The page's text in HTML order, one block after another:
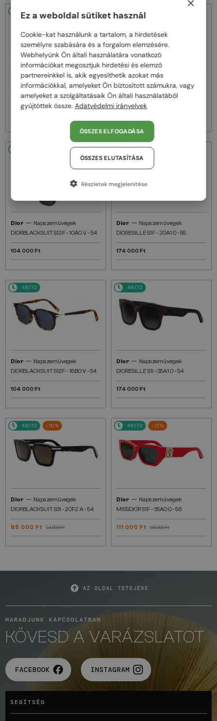
48/72
Dior—Napszemüvegek
CDIOR S1F - 35A0 D - 56
48/72
Dior—Napszemüvegek
DIORB23 S4I - 64A0 V - 56
Dior — Napszemüvegek
DIORBLACKSUIT S12F - 10A0 V - 54
104 000 Ft
48/72
Dior — Napszemüvegek
DIORESILLE S1F - 20A1 O - 55
174 000 Ft
48/72
Dior — Napszemüvegek
DIORBLACKSUIT S12F - 18B0 V - 54
104 000 Ft
48/72
Dior — Napszemüvegek
DIORESILLE S1I - 35A1 O - 54
174 000 Ft
48/72 -10%
Dior — Napszemüvegek
DIORBLACKSUIT S3I - 20F2 A - 54
85 000 Ft 94 000 Ft
48/72 -12%
Dior — Napszemüvegek
MISSDIOR S1F - 35A0 O - 56
111 000 Ft 126 000 Ft
AZ OLDAL TETEJÉRE
MARADJUNK KAPCSOLATBAN
KÖVESD A VARÁZSLATOT
FACEBOOK INSTAGRAM
SEGÍTSÉG
Ez a weboldal sütiket használ
Cookie-kat használunk a tartalom, a hirdetések
személyre szabására és a forgalom elemzésére.
Webhelyünk Ön általi használatára vonatkozó
információkat megosztjuk hirdetési és elemző
partnereinkkel is, akik egyesíthetik azokat más
információkkal, amelyeket Ön biztosított számukra, vagy
amelyeket a szolgáltatásaik Ön általi használatából
gyűjtöttek össze.Adatvédelmi irányelvek
ÖSSZES ELFOGADÁSA
ÖSSZES ELUTASÍTÁSA
Részletek megjelenítése